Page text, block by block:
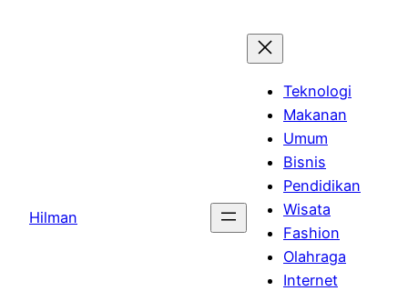
Hilman
Teknologi
Makanan
Umum
Bisnis
Pendidikan
Wisata
Fashion
Olahraga
Internet